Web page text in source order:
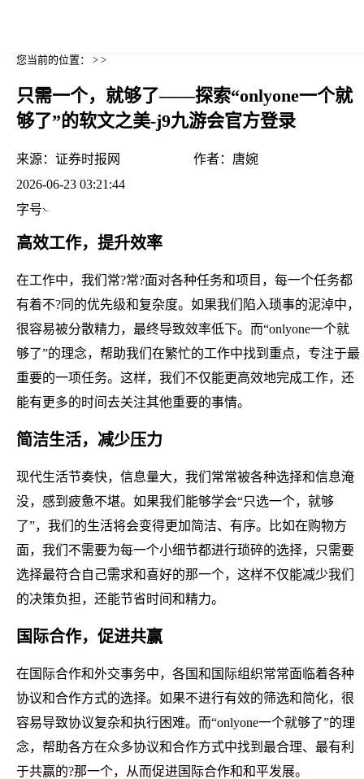
您当前的位置： > >
只需一个，就够了——探索“onlyone一个就
够了”的软文之美-j9九游会官方登录
来源： 证券时报网 作者： 唐婉
2026-06-23 03:21:44
字号
高效工作，提升效率
在工作中，我们常?常?面对各种任务和项目，每一个任务都
有着不?同的优先级和复杂度。如果我们陷入琐事的泥淖中，
很容易被分散精力，最终导致效率低下。而“onlyone一个就
够了”的理念，帮助我们在繁忙的工作中找到重点，专注于最
重要的一项任务。这样，我们不仅能更高效地完成工作，还
能有更多的时间去关注其他重要的事情。
简洁生活，减少压力
现代生活节奏快，信息量大，我们常常被各种选择和信息淹
没，感到疲惫不堪。如果我们能够学会“只选一个，就够
了”，我们的生活将会变得更加简洁、有序。比如在购物方
面，我们不需要为每一个小细节都进行琐碎的选择，只需要
选择最符合自己需求和喜好的那一个，这样不仅能减少我们
的决策负担，还能节省时间和精力。
国际合作，促进共赢
在国际合作和外交事务中，各国和国际组织常常面临着各种
协议和合作方式的选择。如果不进行有效的筛选和简化，很
容易导致协议复杂和执行困难。而“onlyone一个就够了”的理
念，帮助各方在众多协议和合作方式中找到最合理、最有利
于共赢的?那一个，从而促进国际合作和和平发展。